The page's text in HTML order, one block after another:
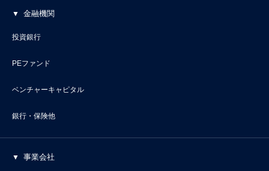
金融機関
投資銀行
PEファンド
ベンチャーキャピタル
銀行・保険他
事業会社